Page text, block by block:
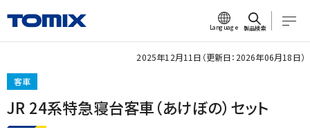
Language 製品検索
客車
JR 24系特急寝台客車（あけぼの）セット
2025年12月11日（更新日：2026年06月18日）